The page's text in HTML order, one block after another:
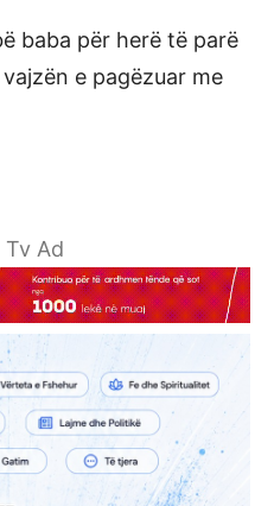
baba për herë të parë
e pagëzuar me
Tv Ad